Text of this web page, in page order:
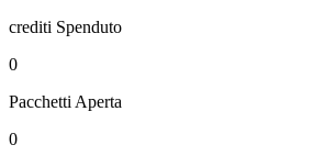
crediti Spenduto
0
Pacchetti Aperta
0